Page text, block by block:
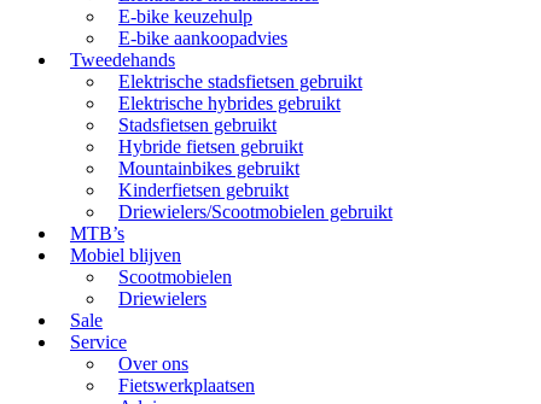
E-bike keuzehulp
E-bike aankoopadvies
Tweedehands
Elektrische stadsfietsen gebruikt
Elektrische hybrides gebruikt
Stadsfietsen gebruikt
Hybride fietsen gebruikt
Mountainbikes gebruikt
Kinderfietsen gebruikt
Driewielers/Scootmobielen gebruikt
MTB’s
Mobiel blijven
Scootmobielen
Driewielers
Sale
Service
Over ons
Fietswerkplaatsen